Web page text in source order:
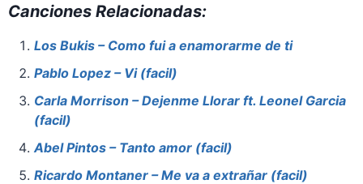
c
e
b
o
o
k
er
e
st
at
s
A
p
st
o
d
o
ai
l
e
Canciones Relacionadas:
Los Bukis – Como fui a enamorarme de ti
Pablo Lopez – Vi (facil)
Carla Morrison – Dejenme Llorar ft. Leonel Garcia
(facil)
Abel Pintos – Tanto amor (facil)
Ricardo Montaner – Me va a extrañar (facil)